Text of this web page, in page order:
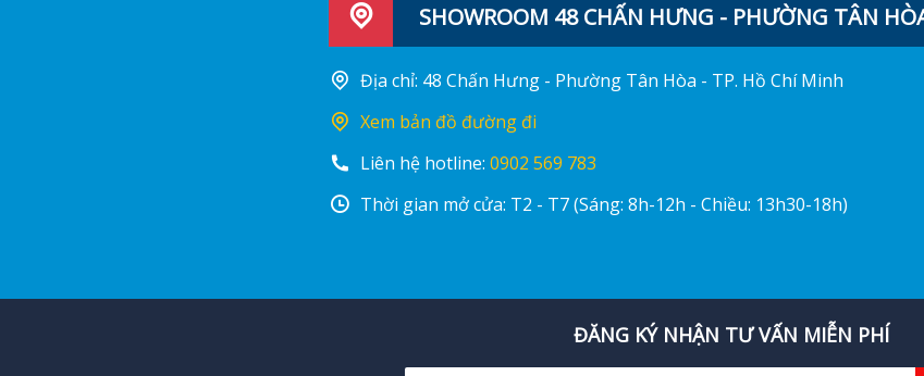
SHOWROOM 48 CHẤN HƯNG - PHƯỜNG TÂN
Địa chỉ: 48 Chấn Hưng - Phường Tân Hòa - TP. Hồ Chí Minh
Xem bản đồ đường đi
Liên hệ hotline: 0902 569 783
Thời gian mở cửa: T2 - T7 (Sáng: 8h-12h - Chiều: 13h30-18h)
ĐĂNG KÝ NHẬN TƯ VẤN MIỄN PHÍ